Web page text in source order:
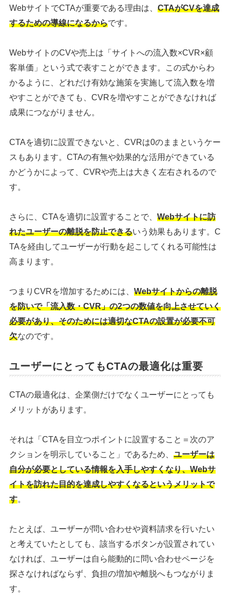
WebサイトでCTAが重要である理由は、 CTAがCVを達成
するための導線になるからです。
WebサイトのCVや売上は「サイトへの流入数×CVR×顧
客単価」という式で表すことができます。この式からわ
かるように、どれだけ有効な施策を実施して流入数を増
やすことができても、CVRを増やすことができなければ
成果につながりません。
CTAを適切に設置できないと、CVRは0のままというケー
スもあります。CTAの有無や効果的な活用ができている
かどうかによって、CVRや売上は大きく左右されるので
す。
さらに、CTAを適切に設置することで、 Webサイトに訪
れたユーザーの離脱を防止できるいう効果もあります。C
TAを経由してユーザーが行動を起こしてくれる可能性は
高まります。
つまりCVRを増加するためには、 Webサイトからの離脱
を防いで「流入数・CVR」の2つの数値を向上させていく
必要があり、そのためには適切なCTAの設置が必要不可
欠なのです。
ユーザーにとってもCTAの最適化は重要
CTAの最適化は、企業側だけでなくユーザーにとっても
メリットがあります。
それは「CTAを目立つポイントに設置すること＝次のア
クションを明示していること」であるため、 ユーザーは
自分が必要としている情報を入手しやすくなり、Webサ
イトを訪れた目的を達成しやすくなるというメリットで
す。
たとえば、ユーザーが問い合わせや資料請求を行いたい
と考えていたとしても、該当するボタンが設置されてい
なければ、ユーザーは自ら能動的に問い合わせページを
探さなければならず、負担の増加や離脱へもつながりま
す。